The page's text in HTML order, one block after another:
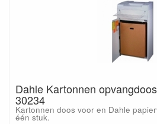
Dahle Kartonnen
30234
Kartonnen doos voor en Dahle
één stuk.